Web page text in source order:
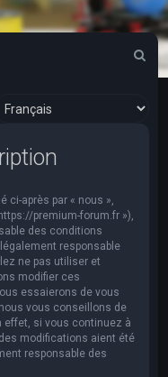
ci-après par « nous »,
premium-forum.fr »),
des conditions
responsable
ne pas utiliser et
modifier ces
essaierons de vous
vous conseillons de
effet, si vous continuez à
modifications aient été
responsable des